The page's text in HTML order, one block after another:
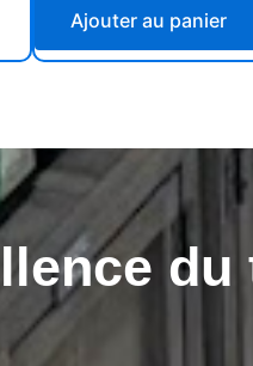
Ajouter au panier